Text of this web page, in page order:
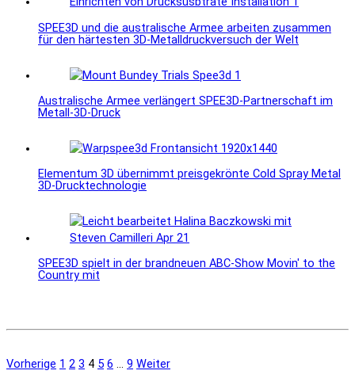
SPEE3D und die australische Armee arbeiten zusammen
für den härtesten 3D-Metalldruckversuch der Welt
Australische Armee verlängert SPEE3D-Partnerschaft im
Metall-3D-Druck
Elementum 3D übernimmt preisgekrönte Cold Spray Metal
3D-Drucktechnologie
SPEE3D spielt in der brandneuen ABC-Show Movin' to the
Country mit
Vorherige 1 2 3 4 5 6 ... 9 Weiter